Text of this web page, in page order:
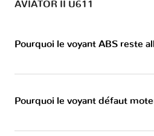
AVIATOR II U611
Pourquoi le voyant ABS reste
Pourquoi le voyant défaut